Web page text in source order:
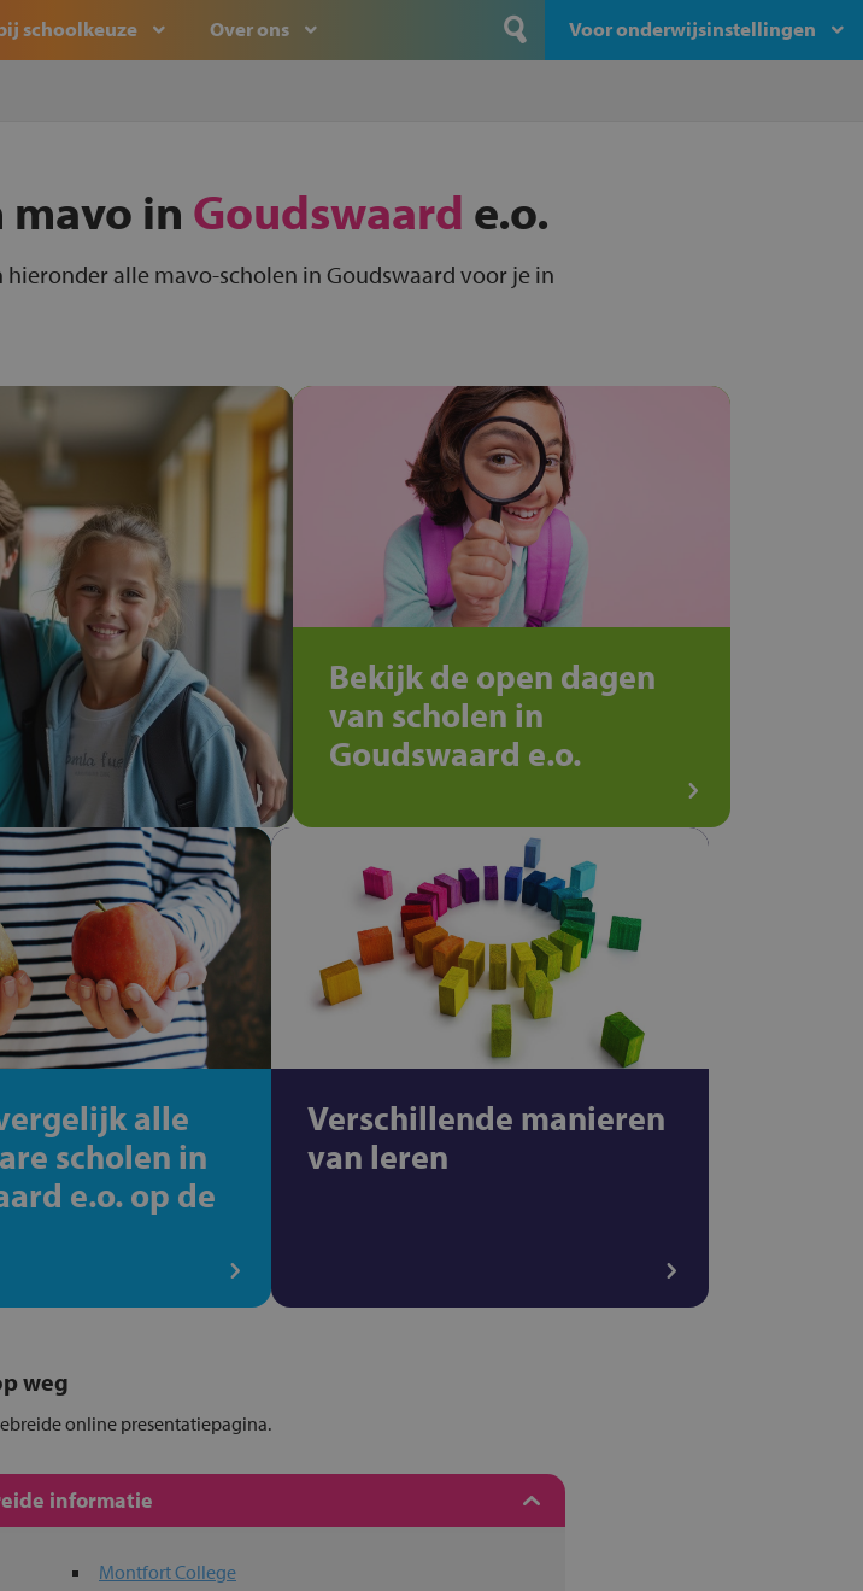
schoolkeuze Over ons Voor onderwijsinstellingen
in Goudswaard e.o.
alle mavo-scholen in Goudswaard voor je in
Bekijk de open dagen
van scholen in
Goudswaard e.o.
alle
scholen in
e.o. op de
Verschillende manieren
van leren
weg
online presentatiepagina.
informatie
Montfort College